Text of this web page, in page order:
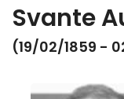
Svante
(19/02/1859 -